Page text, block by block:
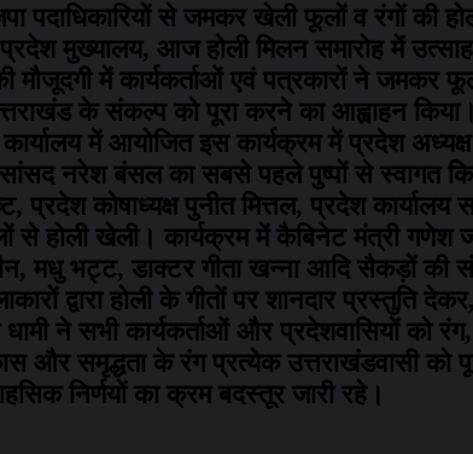
पदाधिकारियों से जमकर खेली फूलों व रंगों की
मुख्यालय, आज होली मिलन समारोह में
मौजूदगी में कार्यकर्ताओं एवं पत्रकारों ने
के संकल्प को पूरा करने का आह्वाहन किया।
में आयोजित इस कार्यक्रम में प्रदेश
नरेश बंसल का सबसे पहले पुष्पों से स्वागत
प्रदेश कोषाध्यक्ष पुनीत मित्तल, प्रदेश
से होली खेली। कार्यक्रम में कैबिनेट मंत्री गणेश
मधु भट्ट, डाक्टर गीता खन्ना आदि सैकड़ों की
द्वारा होली के गीतों पर शानदार प्रस्तुति
ने सभी कार्यकर्ताओं और प्रदेशवासियों को
और समृद्धता के रंग प्रत्येक उत्तराखंडवासी
निर्णयों का क्रम बदस्तूर जारी रहे।